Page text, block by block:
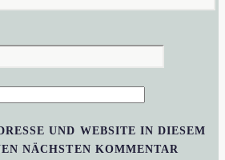
UND WEBSITE IN DIESEM
NÄCHSTEN KOMMENTAR